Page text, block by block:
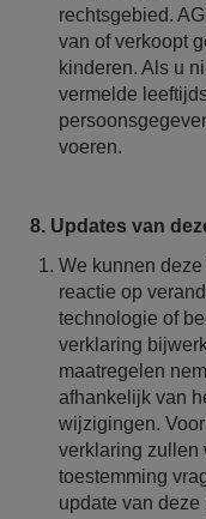
rechtsgebied.
van of verkoopt
kinderen. Als u
vermelde
voeren.
8. Updates van
We kunnen
reactie op
technologie of
verklaring
maatregelen
afhankelijk van
wijzigingen.
verklaring zullen
toestemming
update van